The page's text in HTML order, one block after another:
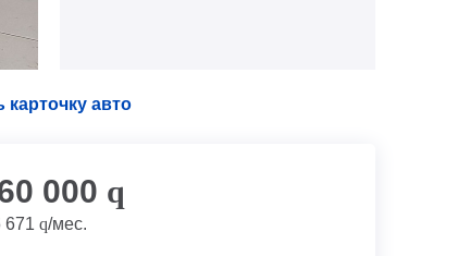
карточку авто
000 q
671 q/мес.